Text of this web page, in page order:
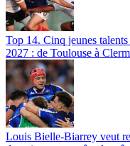
Top 14. Cinq jeunes
2027 : de Toulouse à
Louis Bielle-Biarrey veut